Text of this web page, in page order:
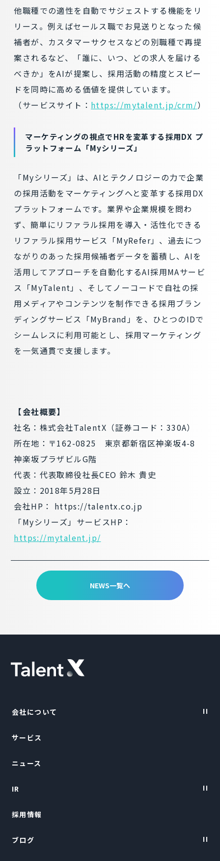
他職種での適性を自動でサジェストする機能をリ
リース。例えばセールス職でお見送りとなった候
補者が、カスタマーサクセスなどの別職種で再提
案されるなど、「誰に、いつ、どの求人を届ける
べきか」をAIが提案し、採用活動の精度とスピー
ドを同時に高める価値を提供しています。
（サービスサイト： https://mytalent.jp/crm/）
マーケティングの視点でHRを変革する採用DX プ
ラットフォーム「Myシリーズ」
「Myシリーズ」は、AIとテクノロジーの力で企業
の採用活動をマーケティングへと変革する採用DX
プラットフォームです。業界や企業規模を問わ
ず、簡単にリファラル採用を導入・活性化できる
リファラル採用サービス「MyRefer」、過去につ
ながりのあった採用候補者データを蓄積し、AIを
活用してアプローチを自動化するAI採用MAサービ
ス「MyTalent」、そしてノーコードで自社の採
用メディアやコンテンツを制作できる採用ブラン
ディングサービス「MyBrand」を、ひとつのIDで
シームレスに利用可能とし、採用マーケティング
を一気通貫で支援します。
【会社概要】
社名：株式会社TalentX（証券コード：330A）
所在地：〒162-0825 東京都新宿区神楽坂4-8
神楽坂プラザビルG階
代表：代表取締役社長CEO 鈴木 貴史
設立：2018年5月28日
会社HP： https://talentx.co.jp
「Myシリーズ」サービスHP：
https://mytalent.jp/
NEWS一覧へ
会社について
Vision・Purpose
会社概要
経営陣紹介
サービス
ニュース
IR
IRニュース
経営情報
採用情報
ブログ